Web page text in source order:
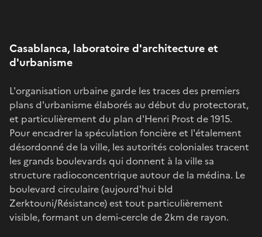
Casablanca, laboratoire d'architecture et
d'urbanisme
L'organisation urbaine garde les traces des premiers
plans d'urbanisme élaborés au début du protectorat,
et particulièrement du plan d'Henri Prost de 1915.
Pour encadrer la spéculation foncière et l'étalement
désordonné de la ville, les autorités coloniales tracent
les grands boulevards qui donnent à la ville sa
structure radioconcentrique autour de la médina. Le
boulevard circulaire (aujourd'hui bld
Zerktouni/Résistance) est tout particulièrement
visible, formant un demi-cercle de 2km de rayon.